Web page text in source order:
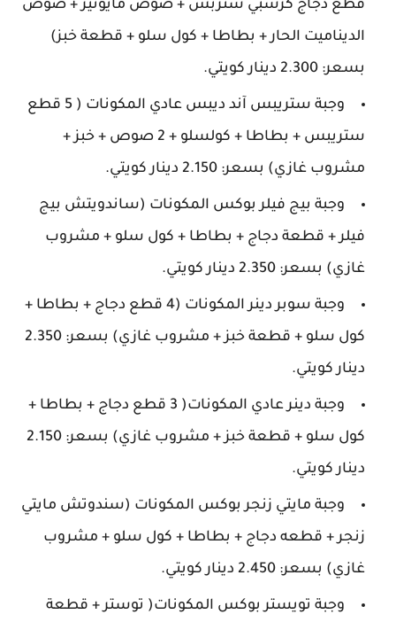
قطع دجاج كرسبي ستربس + صوص مايونيز + صوص
الديناميت الحار + بطاطا + كول سلو + قطعة خبز)
بسعر: 2.300 دينار كويتي.
وجبة ستريبس آند ديبس عادي المكونات ( 5 قطع
ستريبس + بطاطا + كولسلو + 2 صوص + خبز +
مشروب غازي) بسعر: 2.150 دينار كويتي.
وجبة بيج فيلر بوكس المكونات (ساندويتش بيج
فيلر + قطعة دجاج + بطاطا + كول سلو + مشروب
غازي) بسعر: 2.350 دينار كويتي.
وجبة سوبر دينر المكونات (4 قطع دجاج + بطاطا +
كول سلو + قطعة خبز + مشروب غازي) بسعر: 2.350
دينار كويتي.
وجبة دينر عادي المكونات( 3 قطع دجاج + بطاطا +
كول سلو + قطعة خبز + مشروب غازي) بسعر: 2.150
دينار كويتي.
وجبة مايتي زنجر بوكس المكونات (سندوتش مايتي
زنجر + قطعه دجاج + بطاطا + كول سلو + مشروب
غازي) بسعر: 2.450 دينار كويتي.
وجبة تويستر بوكس المكونات( توستر + قطعة